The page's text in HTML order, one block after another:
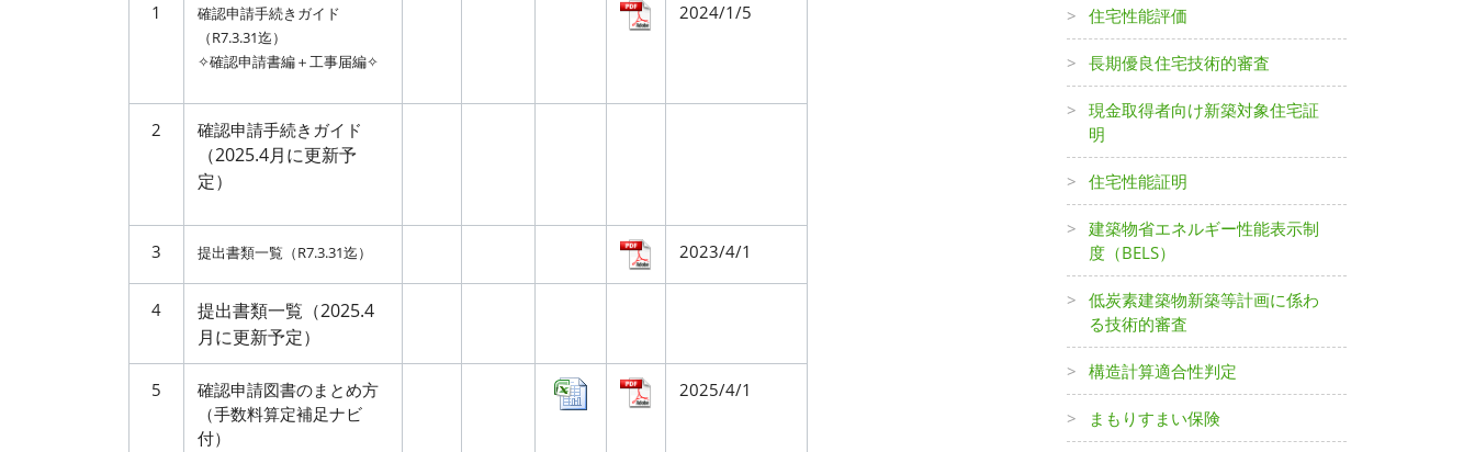
1
確認申請手続きガイド
（R7.3.31迄）
✧確認申請書編＋工事届編✧
2024/1/5
2 確認申請手続きガイド
（2025.4月に更新予
定）
3 提出書類一覧（R7.3.31迄） 2023/4/1
4
提出書類一覧（2025.4
月に更新予定）
5
確認申請図書のまとめ方
（手数料算定補足ナビ
付）
2025/4/1
住宅性能評価
長期優良住宅技術的審査
現金取得者向け新築対象住宅証
明
住宅性能証明
建築物省エネルギー性能表示制
度（BELS）
低炭素建築物新築等計画に係わ
る技術的審査
構造計算適合性判定
まもりすまい保険